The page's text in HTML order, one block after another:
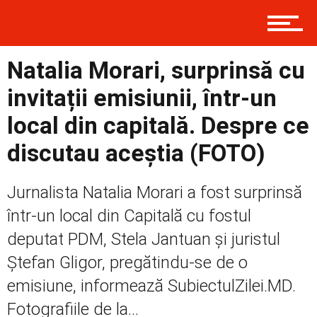
Politică
Externe
Social
Natalia Morari, surprinsă cu
invitații emisiunii, într-un
local din capitală. Despre ce
discutau aceștia (FOTO)
Jurnalista Natalia Morari a fost surprinsă
într-un local din Capitală cu fostul
deputat PDM, Stela Jantuan și juristul
Ștefan Gligor, pregătindu-se de o
emisiune, informează SubiectulZilei.MD.
Fotografiile de la...